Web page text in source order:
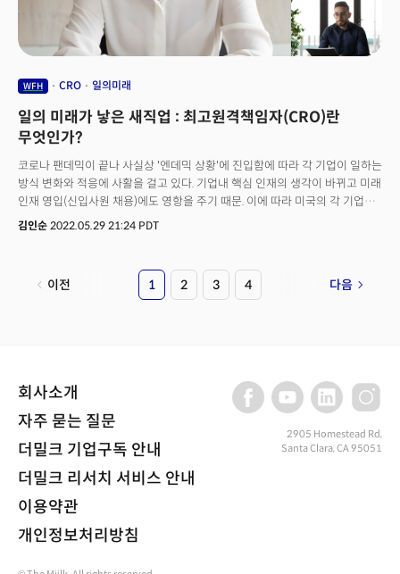
WFH CRO 일의미래
일의 미래가 낳은 새직업 : 최고원격책임자(CRO)란
무엇인가?
코로나 팬데믹이 끝나 사실상 '엔데믹 상황'에 진입함에 따라 각 기업이 일하는
방식 변화와 적응에 사활을 걸고 있다. 기업내 핵심 인재의 생각이 바뀌고 미래
인재 영입(신입사원 채용)에도 영항을 주기 때문. 이에 따라 미국의 각 기업이
일하는 방식 변화를 관리할 새로운 C레벨을 만들고 있다. 바로 CRO.
것을 발견할 수 있다. 이제 직업 목록에서 가장 많이 언급되는 것이
유연성이다"고 말했다. 기업은 이제 반드시 일의 유연성을 받아들여야 하고
김인순 2022.05.29 21:24 PDT
이전 1 2 3 4 다음
회사소개
자주 묻는 질문
더밀크 기업구독 안내
더밀크 리서치 서비스 안내
이용약관
개인정보처리방침
2905 Homestead Rd,
Santa Clara, CA 95051